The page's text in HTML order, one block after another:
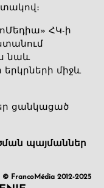
ՀԿ-ի
նաև
միջև
ցանկացած
պայմաններ
2012-2025